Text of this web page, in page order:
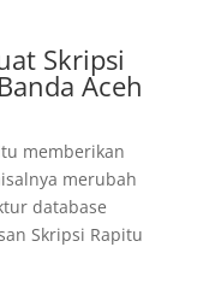
Skripsi
Aceh
memberikan
merubah
database
Skripsi Rapitu